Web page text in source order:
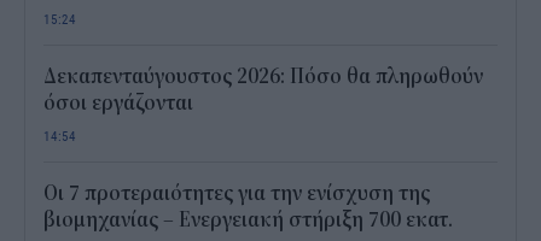
15:24
Δεκαπενταύγουστος 2026: Πόσο θα πληρωθούν
όσοι εργάζονται
14:54
Οι 7 προτεραιότητες για την ενίσχυση της
βιομηχανίας – Ενεργειακή στήριξη 700 εκατ.